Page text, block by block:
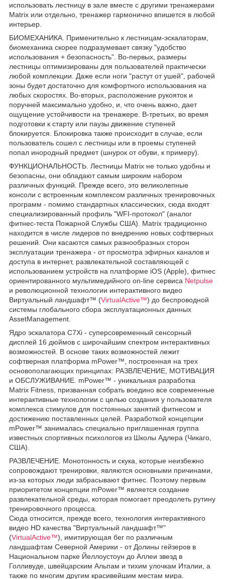
использовать лестницу в зале вместе с другими тренажерами
Matrix или отдельно, тренажер гармонично впишется в любой
интерьер.
БИОМЕХАНИКА. Применительно к лестницам-эскалаторам,
биомеханика скорее подразумевает связку "удобство
использования + безопасность". Во-первых, размеры
лестницы оптимизированы для пользователей практически
любой комплекции. Даже если ноги "растут от ушей", рабочей
зоны будет достаточно для комфортного использования на
любых скоростях. Во-вторых, расположение рукояток и
поручней максимально удобно, и, что очень важно, дает
ощущение устойчивости на тренажере. В-третьих, во время
подготовки к старту или паузы движение ступеней
блокируется. Блокировка также происходит в случае, если
пользователь сошел с лестницы или в проемы ступеней
попал инородный предмет (шнурок от обуви, к примеру).
ФУНКЦИОНАЛЬНОСТЬ. Лестницы Matrix не только удобны и
безопасны, они обладают самым широким набором
различных функций. Прежде всего, это великолепные
консоли с встроенным комплексом различных тренировочных
программ - помимо стандартных классических, сюда входят
специализированный профиль "WFI-протокол" (аналог
фитнес-теста Пожарной Службы США). Matrix традиционно
находится в числе лидеров по внедрению новых софтверных
решений. Они касаются самых разнообразных сторон
эксплуатации тренажера - от просмотра эфирных каналов и
доступа в интернет, развлекательной составляющей с
использованием устройств на платформе iOS (Apple), фитнес
ориентированного мультимедийного on-line сервиса Netpulse
и революционной технологии интерактивного видео
Виртуальный ландшафт™ (VirtualActive™) до беспроводной
системы глобального сбора эксплуатационных данных
AssetManagement.
Ядро эскалатора С7Xi - суперсовременный сенсорный
дисплей 16 дюймов с широчайшим спектром интерактивных
возможностей. В основе таких возможностей лежит
софтверная платформа mPower™, построенная на трех
основополагающих принципах: РАЗВЛЕЧЕНИЕ, МОТИВАЦИЯ
и ОБСЛУЖИВАНИЕ. mPower™ - уникальная разработка
Matrix Fitness, призванная собрать воедино все современные
интерактивные технологии с целью создания у пользователя
комплекса стимулов для постоянных занятий фитнесом и
достижению поставленных целей. Разработкой концепции
mPower™ занималась специально приглашенная группа
известных спортивных психологов из Школы Адлера (Чикаго,
США).
РАЗВЛЕЧЕНИЕ. Монотонность и скука, которые неизбежно
сопровождают тренировки, являются основными причинами,
из-за которых люди забрасывают фитнес. Поэтому первым
приоритетом концепции mPower™ является создание
развлекательной среды, которая помогает преодолеть рутину
тренировочного процесса.
Сюда относится, прежде всего, технология интерактивного
видео HD качества "Виртуальный ландшафт™"
(VirtualActive™), имитирующая бег по различным
ландшафтам Северной Америки - от Долины гейзеров в
Национальном парке Йеллоустоун до Аллеи звезд в
Голливуде, швейцарским Альпам и тихим улочкам Италии, а
также по многим другим красивейшим местам мира.